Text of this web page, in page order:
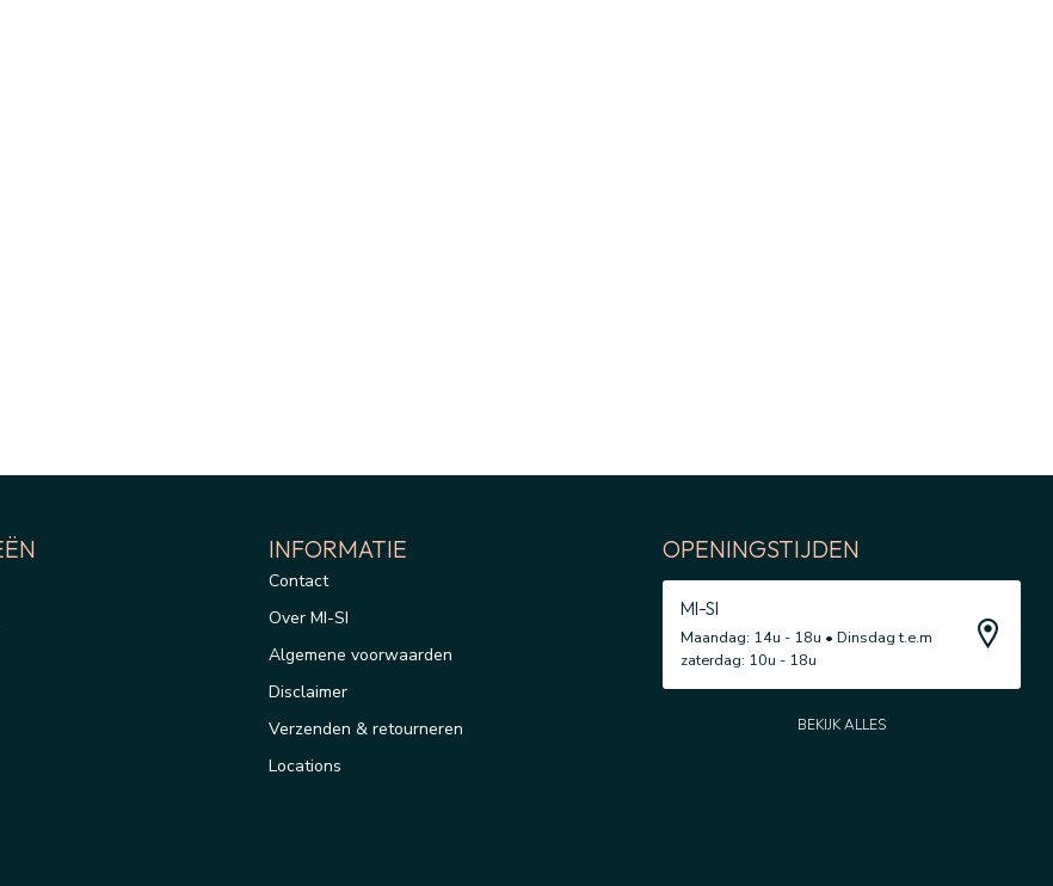
INFORMATIE
Contact
Over MI-SI
Algemene voorwaarden
Disclaimer
Verzenden & retourneren
Locations
OPENINGSTIJDEN
MI-SI
Maandag: 14u - 18u • Dinsdag t.e.m
zaterdag: 10u - 18u
BEKIJK ALLES